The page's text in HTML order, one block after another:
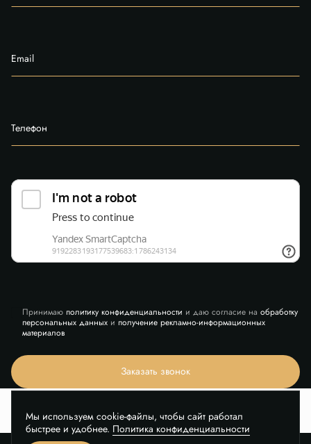
Email
Телефон
Принимаю политику конфиденциальности и даю согласие на обработку
персональных данныхи получение рекламно-информационных
материалов
Заказать звонок
Мы используем cookie-файлы, чтобы сайт работал
быстрее и удобнее. Политика конфиденциальности